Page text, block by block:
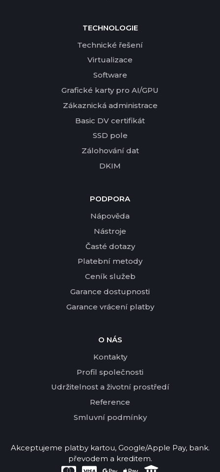
TECHNOLOGIE
Technické řešení
Virtualizace
Software
Grafické karty pro AI/GPU
Zákaznická administrace
Basic DV certifikát
SSD pole
Zálohování dat
DKIM
PODPORA
Nápověda
Nástroje
Časté dotazy
Platební metody
Ceník služeb
Garance dostupnosti
Garance vrácení platby
O NÁS
Kontakty
Profil společnosti
Udržitelnost a životní prostředí
Reference
Smluvní podmínky
Akceptujeme platby kartou, Google/Apple Pay, bank.
převodem a kreditem.